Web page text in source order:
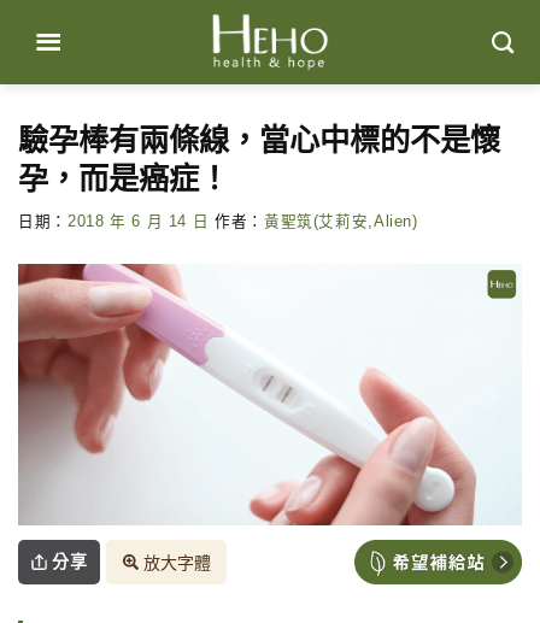
content
驗孕棒有兩條線，當心中標的不是懷
孕，而是癌症！
日期： 2018 年 6 月 14 日 作者： 黃聖筑(艾莉安,Alien)
分享 放大字體